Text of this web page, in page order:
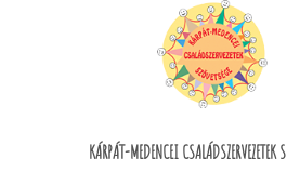
KÁRPÁT-MEDENCEI CSALÁDSZERVEZETEK